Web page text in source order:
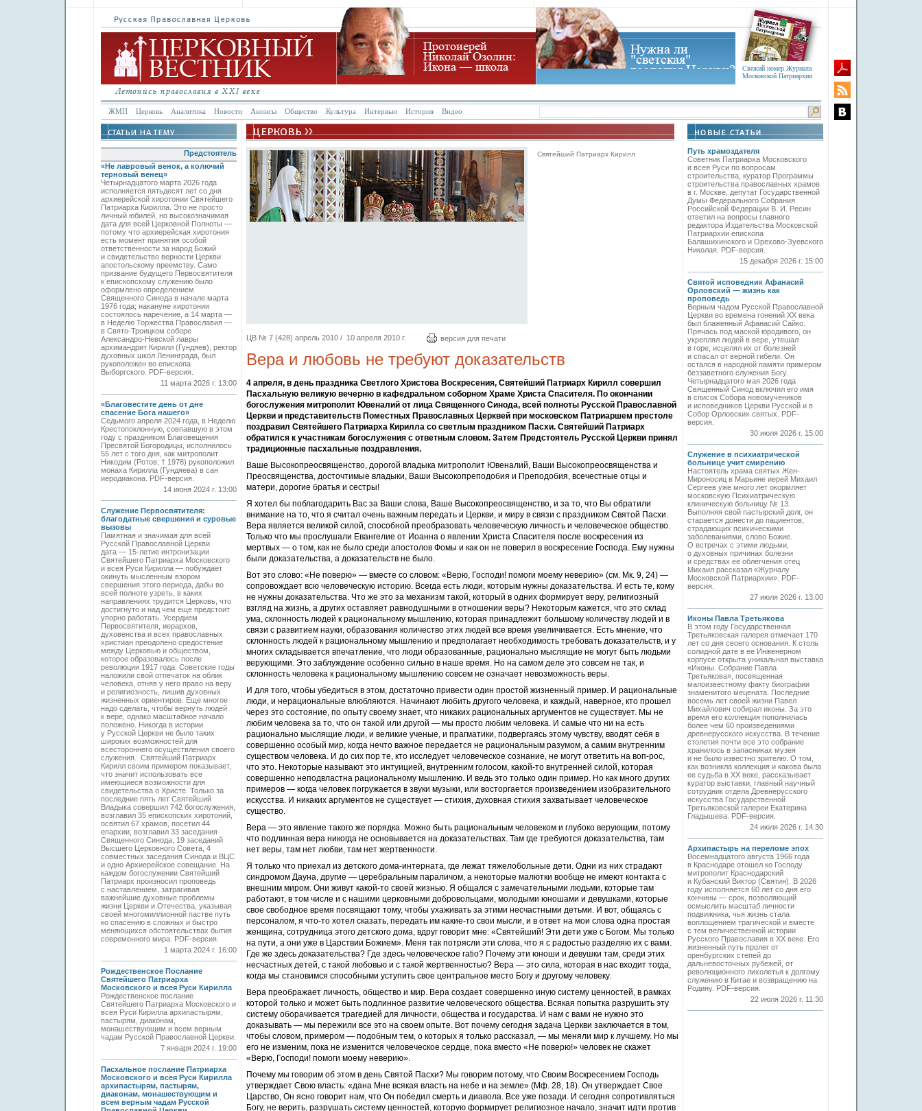
Свежий номер Журнала
Московской Патриархии
ЖМП Церковь Аналитика Новости Анонсы Общество Культура Интервью История Видео
Предстоятель
«Не лавровый венок, а колючий
терновый венец»
Четырнадцатого марта 2026 года
исполняется пятьдесят лет со дня
архиерейской хиротонии Святейшего
Патриарха Кирилла. Это не просто
личный юбилей, но высокозначимая
дата для всей Церковной Полноты —
потому что архиерейская хиротония
есть момент принятия особой
ответственности за народ Божий
и свидетельство верности Церкви
апостольскому преемству. Само
призвание будущего Первосвятителя
к епископскому служению было
оформлено определением
Священного Синода в начале марта
1976 года; накануне хиротонии
состоялось наречение, а 14 марта —
в Неделю Торжества Православия —
в Свято-Троицком соборе
Александро-Невской лавры
архимандрит Кирилл (Гундяев), ректор
духовных школ Ленинграда, был
рукоположен во епископа
Выборгского. PDF-версия.
11 марта 2026 г. 13:00
«Благовестите день от дне
спасение Бога нашего»
Седьмого апреля 2024 года, в Неделю
Крестопоклонную, совпавшую в этом
году с праздником Благовещения
Пресвятой Богородицы, исполнилось
55 лет с того дня, как митрополит
Никодим (Ротов; † 1978) рукоположил
монаха Кирилла (Гундяева) в сан
иеродиакона. PDF-версия.
14 июня 2024 г. 13:00
Служение Первосвятителя:
благодатные свершения и суровые
вызовы
Памятная и значимая для всей
Русской Православной Церкви
дата — 15-летие интронизации
Святейшего Патриарха Московского
и всея Руси Кирилла — побуждает
окинуть мысленным взором
свершения этого периода, дабы во
всей полноте узреть, в каких
направлениях трудится Церковь, что
достигнуто и над чем еще предстоит
упорно работать. Усердием
Первосвятителя, иерархов,
духовенства и всех православных
христиан преодолено средостение
между Церковью и обществом,
которое образовалось после
революции 1917 года. Советские годы
наложили свой отпечаток на облик
человека, отняв у него право на веру
и религиозность, лишив духовных
жизненных ориентиров. Еще многое
надо сделать, чтобы вернуть людей
к вере, однако масштабное начало
положено. Никогда в истории
у Русской Церкви не было таких
широких возможностей для
всестороннего осуществления своего
служения. Святейший Патриарх
Кирилл своим примером показывает,
что значит использовать все
имеющиеся возможности для
свидетельства о Христе. Только за
последние пять лет Святейший
Владыка совершил 742 богослужения,
возглавил 35 епископских хиротоний,
освятил 67 храмов, посетил 44
епархии, возглавил 33 заседания
Священного Синода, 19 заседаний
Высшего Церковного Совета, 4
совместных заседания Синода и ВЦС
и одно Архиерейское совещание. На
каждом богослужении Святейший
Патриарх произносил проповедь
с наставлением, затрагивая
важнейшие духовные проблемы
жизни Церкви и Отечества, указывая
своей многомиллионной пастве путь
ко спасению в сложных и быстро
меняющихся обстоятельствах бытия
современного мира. PDF-версия.
1 марта 2024 г. 16:00
Рождественское Послание
Святейшего Патриарха
Московского и всея Руси Кирилла
Рождественское послание
Святейшего Патриарха Московского и
всея Руси Кирилла архипастырям,
пастырям, диаконам,
монашествующим и всем верным
чадам Русской Православной Церкви.
7 января 2024 г. 19:00
Пасхальное послание Патриарха
Московского и всея Руси Кирилла
архипастырям, пастырям,
диаконам, монашествующим и
всем верным чадам Русской
Святейший Патриарх Кирилл
ЦВ № 7 (428) апрель 2010 / 10 апреля 2010 г. версия для печати
Вера и любовь не требуют доказательств
4 апреля, в день праздника Светлого Христова Воскресения, Святейший Патриарх Кирилл совершил
Пасхальную великую вечерню в кафедральном соборном Храме Христа Спасителя. По окончании
богослужения митрополит Ювеналий от лица Священного Синода, всей полноты Русской Православной
Церкви и представительств Поместных Православных Церквей при московском Патриаршем престоле
поздравил Святейшего Патриарха Кирилла со светлым праздником Пасхи. Святейший Патриарх
обратился к участникам богослужения с ответным словом. Затем Предстоятель Русской Церкви принял
традиционные пасхальные поздравления.
Ваше Высокопреосвященство, дорогой владыка митрополит Ювеналий, Ваши Высокопреосвященства и
Преосвященства, досточтимые владыки, Ваши Высокопреподобия и Преподобия, всечестные отцы и
матери, дорогие братья и сестры!
Я хотел бы поблагодарить Вас за Ваши слова, Ваше Высокопреосвященство, и за то, что Вы обратили
внимание на то, что я считал очень важным передать и Церкви, и миру в связи с праздником Святой Пасхи.
Вера является великой силой, способной преобразовать человеческую личность и человеческое общество.
Только что мы прослушали Евангелие от Иоанна о явлении Христа Спасителя после воскресения из
мертвых — о том, как не было среди апостолов Фомы и как он не поверил в воскресение Господа. Ему нужны
были доказательства, а доказательств не было.
Вот это слово: «Не поверю» — вместе со словом: «Верю, Господи! помоги моему неверию» (см. Мк. 9, 24) —
сопровождает всю человеческую историю. Всегда есть люди, которым нужны доказательства. И есть те, кому
не нужны доказательства. Что же это за механизм такой, который в одних формирует веру, религиозный
взгляд на жизнь, а других оставляет равнодушными в отношении веры? Некоторым кажется, что это склад
ума, склонность людей к рациональному мышлению, которая принадлежит большому количеству людей и в
связи с развитием науки, образования количество этих людей все время увеличивается. Есть мнение, что
склонность людей к рациональному мышлению и предполагает необходимость требовать доказательств, и у
многих складывается впечатление, что люди образованные, рационально мыслящие не могут быть людьми
верующими. Это заблуждение особенно сильно в наше время. Но на самом деле это совсем не так, и
склонность человека к рациональному мышлению совсем не означает невозможность веры.
И для того, чтобы убедиться в этом, достаточно привести один простой жизненный пример. И рациональные
люди, и нерациональные влюбляются. Начинают любить другого человека, и каждый, наверное, кто прошел
через это состояние, по опыту своему знает, что никаких рациональных аргументов не существует. Мы не
любим человека за то, что он такой или другой — мы просто любим человека. И самые что ни на есть
рационально мыслящие люди, и великие ученые, и прагматики, подвергаясь этому чувству, вводят себя в
совершенно особый мир, когда нечто важное передается не рациональным разумом, а самим внутренним
существом человека. И до сих пор те, кто исследует человеческое сознание, не могут ответить на воп-рос,
что это. Некоторые называют это интуицией, внутренним голосом, какой-то внутренней силой, которая
совершенно неподвластна рациональному мышлению. И ведь это только один пример. Но как много других
примеров — когда человек погружается в звуки музыки, или восторгается произведением изобразительного
искусства. И никаких аргументов не существует — стихия, духовная стихия захватывает человеческое
существо.
Вера — это явление такого же порядка. Можно быть рациональным человеком и глубоко верующим, потому
что подлинная вера никогда не основывается на доказательствах. Там где требуются доказательства, там
нет веры, там нет любви, там нет жертвенности.
Я только что приехал из детского дома-интерната, где лежат тяжелобольные дети. Одни из них страдают
синдромом Дауна, другие — церебральным параличом, а некоторые малютки вообще не имеют контакта с
внешним миром. Они живут какой-то своей жизнью. Я общался с замечательными людьми, которые там
работают, в том числе и с нашими церковными добровольцами, молодыми юношами и девушками, которые
свое свободное время посвящают тому, чтобы ухаживать за этими несчастными детьми. И вот, общаясь с
персоналом, я что-то хотел сказать, передать им какие-то свои мысли, и в ответ на мои слова одна простая
женщина, сотрудница этого детского дома, вдруг говорит мне: «Святейший! Эти дети уже с Богом. Мы только
на пути, а они уже в Царствии Божием». Меня так потрясли эти слова, что я с радостью разделяю их с вами.
Где же здесь доказательства? Где здесь человеческое ratio? Почему эти юноши и девушки там, среди этих
несчастных детей, с такой любовью и с такой жертвенностью? Вера — это сила, которая в нас входит тогда,
когда мы становимся способными уступить свое центральное место Богу и другому человеку.
Вера преображает личность, общество и мир. Вера создает совершенно иную систему ценностей, в рамках
которой только и может быть подлинное развитие человеческого общества. Всякая попытка разрушить эту
систему оборачивается трагедией для личности, общества и государства. И нам с вами не нужно это
доказывать — мы пережили все это на своем опыте. Вот почему сегодня задача Церкви заключается в том,
чтобы словом, примером — подобным тем, о которых я только рассказал, — мы меняли мир к лучшему. Но мы
его не изменим, пока не изменится человеческое сердце, пока вместо «Не поверю!» человек не скажет
«Верю, Господи! помоги моему неверию».
Почему мы говорим об этом в день Святой Пасхи? Мы говорим потому, что Своим Воскресением Господь
утверждает Свою власть: «дана Мне всякая власть на небе и на земле» (Мф. 28, 18). Он утверждает Свое
Царство, Он ясно говорит нам, что Он победил смерть и диавола. Все уже позади. И сегодня сопротивляться
Богу, не верить, разрушать систему ценностей, которую формирует религиозное начало, значит идти против
Путь храмоздателя
Советник Патриарха Московского
и всея Руси по вопросам
строительства, куратор Программы
строительства православных храмов
в г. Москве, депутат Государственной
Думы Федерального Собрания
Российской Федерации В. И. Ресин
ответил на вопросы главного
редактора Издательства Московской
Патриархии епископа
Балашихинского и Орехово-Зуевского
Николая. PDF-версия.
15 декабря 2026 г. 15:00
Святой исповедник Афанасий
Орловский — жизнь как
проповедь
Верным чадом Русской Православной
Церкви во времена гонений XX века
был блаженный Афанасий Сайко.
Прячась под маской юродивого, он
укреплял людей в вере, утешал
в горе, исцелял их от болезней
и спасал от верной гибели. Он
остался в народной памяти примером
беззаветного служения Богу.
Четырнадцатого мая 2026 года
Священный Синод включил его имя
в список Собора новомучеников
и исповедников Церкви Русской и в
Собор Орловских святых. PDF-
версия.
30 июля 2026 г. 15:00
Служение в психиатрической
больнице учит смирению
Настоятель храма святых Жен-
Мироносиц в Марьине иерей Михаил
Сергеев уже много лет окормляет
московскую Психиатрическую
клиническую больницу № 13.
Выполняя свой пастырский долг, он
старается донести до пациентов,
страдающих психическими
заболеваниями, слово Божие.
О встречах с этими людьми,
о духовных причинах болезни
и средствах ее облегчения отец
Михаил рассказал «Журналу
Московской Патриархии». PDF-
версия.
27 июля 2026 г. 13:00
Иконы Павла Третьякова
В этом году Государственная
Третьяковская галерея отмечает 170
лет со дня своего основания. К столь
солидной дате в ее Инженерном
корпусе открыта уникальная выставка
«Иконы. Собрание Павла
Третьякова», посвященная
малоизвестному факту биографии
знаменитого мецената. Последние
восемь лет своей жизни Павел
Михайлович собирал иконы. За это
время его коллекция пополнилась
более чем 60 произведениями
древнерусского искусства. В течение
столетия почти все это собрание
хранилось в запасниках музея
и не было известно зрителю. О том,
как возникла коллекция и какова была
ее судьба в ХХ веке, рассказывает
куратор выставки, главный научный
сотрудник отдела Древнерусского
искусства Государственной
Третьяковской галереи Екатерина
Гладышева. PDF-версия.
24 июля 2026 г. 14:30
Архипастырь на переломе эпох
Восемнадцатого августа 1966 года
в Краснодаре отошел ко Господу
митрополит Краснодарский
и Кубанский Виктор (Святин). В 2026
году исполняется 60 лет со дня его
кончины — срок, позволяющий
осмыслить масштаб личности
подвижника, чья жизнь стала
воплощением трагической и вместе
с тем величественной истории
Русского Православия в XX веке. Его
жизненный путь пролег от
оренбургских степей до
дальневосточных рубежей, от
революционного лихолетья к долгому
служению в Китае и возвращению на
Родину. PDF-версия.
22 июля 2026 г. 11:30